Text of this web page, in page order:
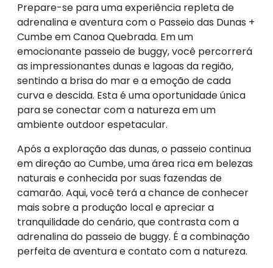
Prepare-se para uma experiência repleta de
adrenalina e aventura com o Passeio das Dunas +
Cumbe em Canoa Quebrada. Em um
emocionante passeio de buggy, você percorrerá
as impressionantes dunas e lagoas da região,
sentindo a brisa do mar e a emoção de cada
curva e descida. Esta é uma oportunidade única
para se conectar com a natureza em um
ambiente outdoor espetacular.
Após a exploração das dunas, o passeio continua
em direção ao Cumbe, uma área rica em belezas
naturais e conhecida por suas fazendas de
camarão. Aqui, você terá a chance de conhecer
mais sobre a produção local e apreciar a
tranquilidade do cenário, que contrasta com a
adrenalina do passeio de buggy. É a combinação
perfeita de aventura e contato com a natureza.